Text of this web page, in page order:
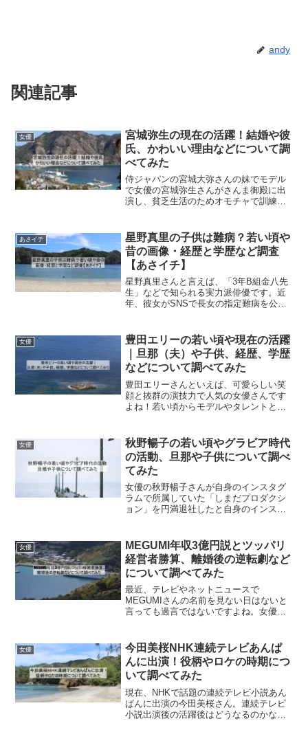
andy
関連記事
女優
宮城弥生の現在の活躍！結婚や彼
氏、かわいい理由などについて調
べてみた
侍ジャパンの宮城大弥さんの妹でモデル
で女優の宮城弥生さんがさんま御殿に出
演し、貧乏生活のためオモチャで訓練を
り、宮城弥生さんの現在の活躍や結婚や
彼氏、かわいいといわれてい...
あさイチ
星野真里の子供は難病？若い頃や
昔の画像・経歴と学歴など調査
【あさイチ】
星野真里さんと言えば、「3年B組金八先
生」などで知られる実力派俳優です。近
年、彼女がSNSで長女の指定難病を公表
に人気が出てきそうなきがします。本記
事では、星野真里さん...
女優
豊田エリーの若い頃や現在の活躍
｜旦那（夫）や子供、経歴、学歴
などについて調べてみた
豊田エリーさんといえば、可愛らしい笑
顔と抜群の演技力で人気の女優さんです
よね！若い頃からモデルやタレントとし
田エリーさんの若い頃や現在の活躍、旦
那様である柳楽優弥さんや...
女優
秋野暢子の若い頃やグラビア時代
の活動、旦那や子供について調べ
てみた
女優の秋野暢子さんが自身のインスタグ
ラムで所属していた「しまだプロダクシ
ョン」を円満退社したと自身のインスタ
んのプロフィール本名 秋野暢子生
年月日 1957年1月1...
女優
MEGUMI年収3億円説とツッパリ
経営者勝算、離婚後の逆転劇など
について調べてみた
最近、テレビやネットニュースで
MEGUMIさんの名前を見ない日はないと
言っても過言ではないですよね。女優と
がるばかりです。そんな中、まことしや
かに囁かれているの...
女優
今田美桜NHK連続テレビあんぱ
んに出演！役柄やロケの時期につ
いて調べてみた
現在、NHKで話題の連続テレビ小説あん
ぱんに出演の今田美桜さん。連続テレビ
小説出演後の活躍後はどうなるのかなぁ